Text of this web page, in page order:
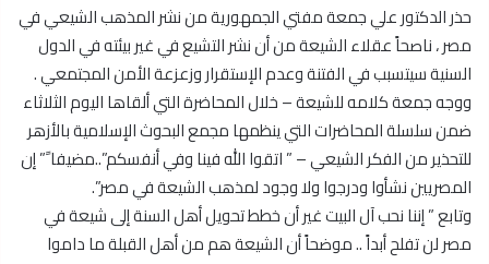
حذر الدكتور علي جمعة مفتي الجمهورية من نشر المذهب الشيعي في
مصر ، ناصحاً عقلاء الشيعة من أن نشر التشيع في غير بيئته في الدول
السنية سيتسبب في الفتنة وعدم الإستقرار وزعزعة الأمن المجتمعي .
ووجه جمعة كلامه للشيعة – خلال المحاضرة التي ألقاها اليوم الثلاثاء
ضمن سلسلة المحاضرات التي ينظمها مجمع البحوث الإسلامية بالأزهر
للتحذير من الفكر الشيعي – ” اتقوا الله فينا وفي أنفسكم”..مضيفا ً” إن
المصريين نشأوا ودرجوا ولا وجود لمذهب الشيعة في مصر”.
وتابع ” إننا نحب آل البيت غير أن خطط تحويل أهل السنة إلى شيعة في
مصر لن تفلح أبداً .. موضحاً أن الشيعة هم من أهل القبلة ما داموا